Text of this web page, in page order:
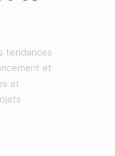
tendances
et
et